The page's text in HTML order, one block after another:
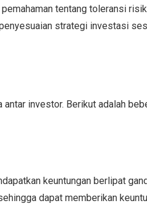
tentang toleransi
strategi investasi
investor. Berikut adalah
keuntungan berlipat
dapat memberikan